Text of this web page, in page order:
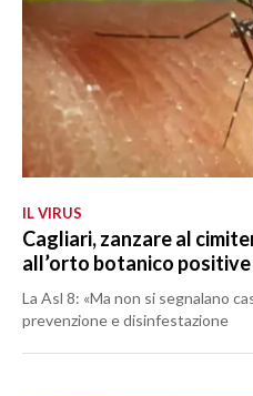
IL VIRUS
Cagliari, zanzare al
all’orto botanico
La Asl 8: «Ma non si segnalano
prevenzione e disinfestazione